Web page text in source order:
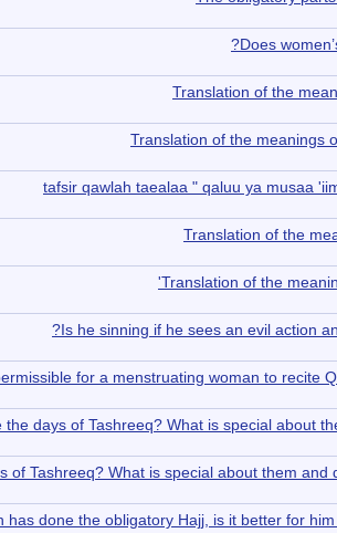
Does
Translation of the
Translation of the meanings
tafsir qawlah taealaa " qaluu ya musaa
Translation of the
Translation of the
Is he sinning if he sees an evil action
for a menstruating woman to recite
of Tashreeq? What is special about them and
has done the obligatory Hajj, is it better for